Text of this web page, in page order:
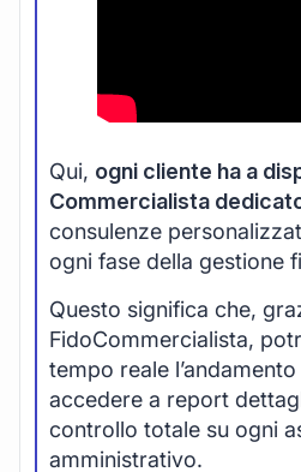
Qui, ogni cliente ha a
Commercialista
consulenze
ogni fase della gestione
Questo significa che,
FidoCommercialista,
tempo reale
accedere a report
controllo totale su ogni
amministrativo.